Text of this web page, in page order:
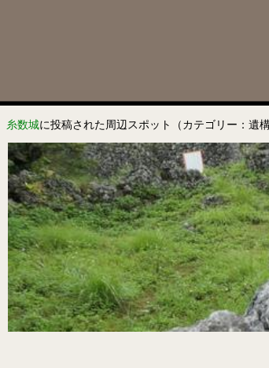
糸数城に投稿された周辺スポット（カテゴリー：遺